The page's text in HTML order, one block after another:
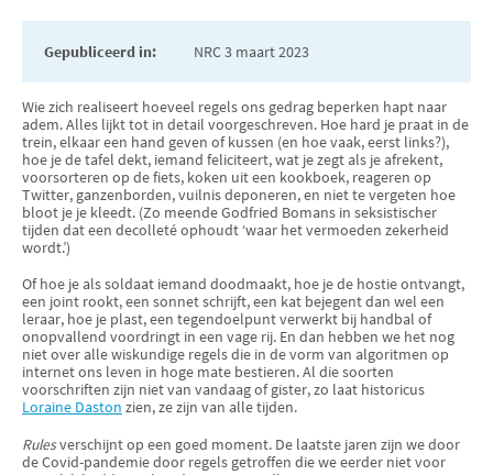
Gepubliceerd in: NRC 3 maart 2023
Wie zich realiseert hoeveel regels ons gedrag beperken hapt naar
adem. Alles lijkt tot in detail voorgeschreven. Hoe hard je praat in de
trein, elkaar een hand geven of kussen (en hoe vaak, eerst links?),
hoe je de tafel dekt, iemand feliciteert, wat je zegt als je afrekent,
voorsorteren op de fiets, koken uit een kookboek, reageren op
Twitter, ganzenborden, vuilnis deponeren, en niet te vergeten hoe
bloot je je kleedt. (Zo meende Godfried Bomans in seksistischer
tijden dat een decolleté ophoudt ‘waar het vermoeden zekerheid
wordt.’)
Of hoe je als soldaat iemand doodmaakt, hoe je de hostie ontvangt,
een joint rookt, een sonnet schrijft, een kat bejegent dan wel een
leraar, hoe je plast, een tegendoelpunt verwerkt bij handbal of
onopvallend voordringt in een vage rij. En dan hebben we het nog
niet over alle wiskundige regels die in de vorm van algoritmen op
internet ons leven in hoge mate bestieren. Al die soorten
voorschriften zijn niet van vandaag of gister, zo laat historicus
Loraine Daston zien, ze zijn van alle tijden.
Rulesverschijnt op een goed moment. De laatste jaren zijn we door
de Covid-pandemie door regels getroffen die we eerder niet voor